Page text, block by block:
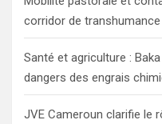
corridor de
Santé et agriculture :
dangers des engrais
JVE Cameroun clarifie le